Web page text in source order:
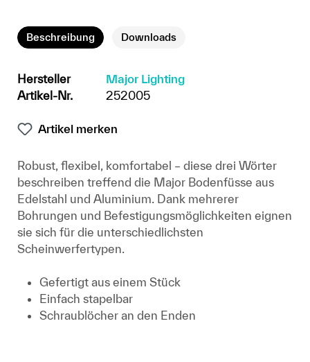
Beschreibung Downloads
Hersteller
Major Lighting
Artikel-Nr.
252005
Artikel merken
Robust, flexibel, komfortabel – diese drei Wörter
beschreiben treffend die Major Bodenfüsse aus
Edelstahl und Aluminium. Dank mehrerer
Bohrungen und Befestigungsmöglichkeiten eignen
sie sich für die unterschiedlichsten
Scheinwerfertypen.
Gefertigt aus einem Stück
Einfach stapelbar
Schraublöcher an den Enden